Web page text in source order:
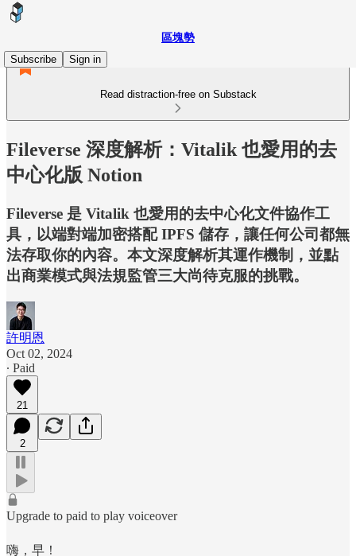
區塊勢
Subscribe
Sign in
Read distraction-free on Substack
Fileverse 深度解析：Vitalik 也愛用的去
中心化版 Notion
Fileverse 是 Vitalik 也愛用的去中心化文件協作工
具，以端對端加密搭配 IPFS 儲存，讓任何公司都無
法存取你的內容。本文深度解析其運作機制，並點
出商業模式與法規監管三大尚待克服的挑戰。
許明恩
Oct 02, 2024
∙ Paid
21
2
Upgrade to paid to play voiceover
嗨，早！